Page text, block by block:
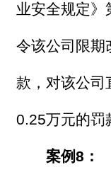
业安全规定》
令该公司限期
款，对该公司
0.25万元的罚
案例8：